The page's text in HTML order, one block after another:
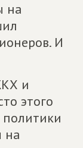
на
И
и
этого
на